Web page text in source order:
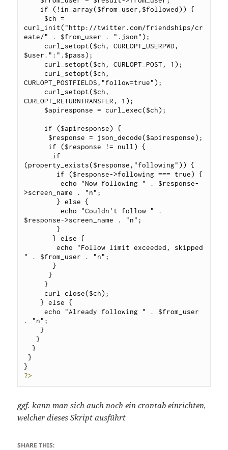
curl_init("http://twitter.com/friendships/cr
eate/" . $from_user . ".json");
     curl_setopt($ch, CURLOPT_USERPWD,
$user.":".$pass);
     curl_setopt($ch, CURLOPT_POST, 1);
     curl_setopt($ch,
CURLOPT_POSTFIELDS,"follow=true");
     curl_setopt($ch,
CURLOPT_RETURNTRANSFER, 1);
(property_exists($response,"following")) {
         echo "Now following " . $response-
>screen_name . "n";
        } else {
         echo "Couldn't follow " .
$response->screen_name . "n";
        }
       } else {
        echo "Follow limit exceeded, skipped
" . $from_user . "n";
       }
      }
     }
     curl_close($ch);
    } else {
     echo "Already following " . $from_user
. "n";
    }
   }
  }
}
?>
ggf. kann man sich auch noch ein crontab einrichten,
welcher dieses Skript ausführt
SHARE THIS: